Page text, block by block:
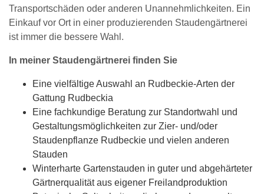
Transportschäden oder anderen Unannehmlichkeiten. Ein
Einkauf vor Ort in einer produzierenden Staudengärtnerei
ist immer die bessere Wahl.
In meiner Staudengärtnerei finden Sie
Eine vielfältige Auswahl an Rudbeckie-Arten der
Gattung Rudbeckia
Eine fachkundige Beratung zur Standortwahl und
Gestaltungsmöglichkeiten zur Zier- und/oder
Staudenpflanze Rudbeckie und vielen anderen
Stauden
Winterharte Gartenstauden in guter und abgehärteter
Gärtnerqualität aus eigener Freilandproduktion